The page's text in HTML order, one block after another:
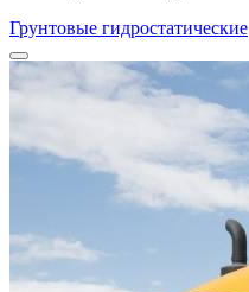
Грунтовые гидростатические